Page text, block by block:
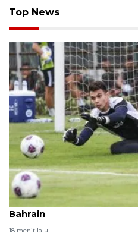
Top News
Lima pemain Indonesia
Bahrain
18 menit lalu